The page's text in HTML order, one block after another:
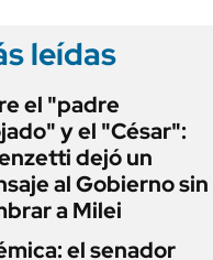
leídas
el "padre
y el "César":
dejó un
al Gobierno sin
a Milei
el senador